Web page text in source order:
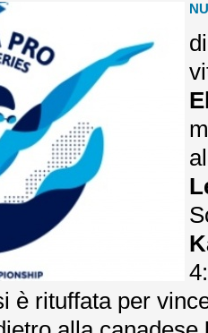
è rituffata per